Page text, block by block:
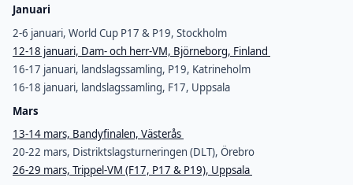
Januari
2-6 januari, World Cup P17 & P19, Stockholm
12-18 januari, Dam- och herr-VM, Björneborg, Finland
16-17 januari, landslagssamling, P19, Katrineholm
16-18 januari, landslagssamling, F17, Uppsala
Mars
13-14 mars, Bandyfinalen, Västerås
20-22 mars, Distriktslagsturneringen (DLT), Örebro
26-29 mars, Trippel-VM (F17, P17 & P19), Uppsala